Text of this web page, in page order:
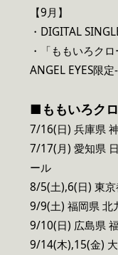
【9月】
・DIGITAL
・「ももいろク
ANGEL EYES限定-
■ももいろク
7/16(日) 兵庫県
7/17(月) 愛知県
ール
8/5(土),6(日) 東
9/9(土) 福岡県 北
9/10(日) 広島県
9/14(木),15(金)